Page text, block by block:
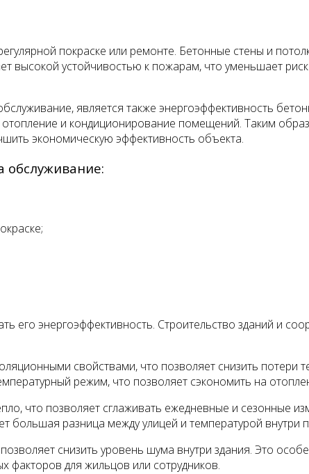
покраске или ремонте. Бетонные стены и
высокой устойчивостью к пожарам, что уменьшает
является также энергоэффективность
отопление и кондиционирование помещений. Таким
экономическую эффективность объекта.
обслуживание:
его энергоэффективность. Строительство зданий и
свойствами, что позволяет снизить потери
режим, что позволяет сэкономить на
что позволяет сглаживать ежедневные и сезонные
большая разница между улицей и температурой внутри
снизить уровень шума внутри здания. Это
факторов для жильцов или сотрудников.